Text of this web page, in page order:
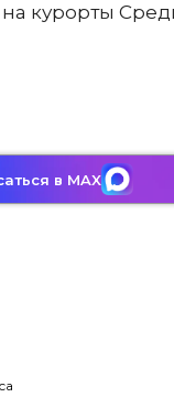
курорты
в MAX